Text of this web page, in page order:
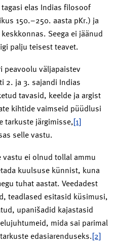
elas Indias filosoof
150.–250. aasta pKr.) ja
Seega ei jäänud
palju teisest teavet.
peavoolu väljapaistev
2. ja 3. sajandi Indias
tavasid, keelde ja argist
kihtide vaimseid püüdlusi
tarkuste järgimisse,[1]
selle vastu.
ei olnud tollal ammu
kuulsuse künnist, kuna
tuhat aastat. Veedadest
teadlased esitasid küsimusi,
upanišadid kajastasid
mida sai parimal
edasiarenduseks.[2]